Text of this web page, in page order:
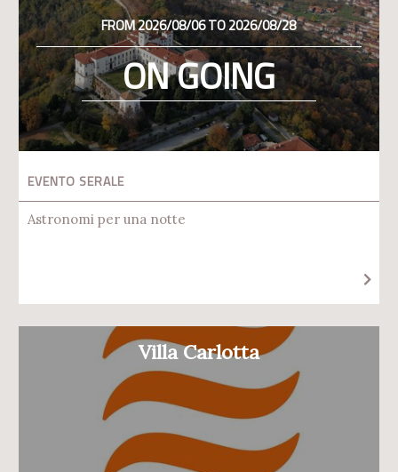
FROM 2026/08/06 TO 2026/08/28
ON GOING
EVENTO SERALE
Astronomi per una notte
Villa Carlotta